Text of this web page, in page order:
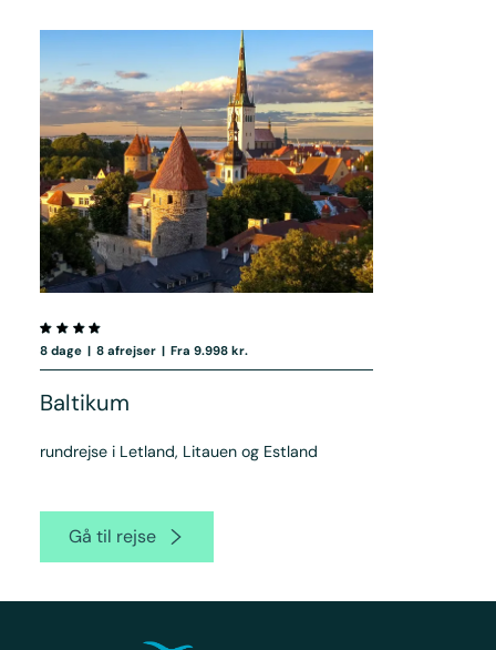
8 dage | 8 afrejser | Fra 9.998 kr.
Baltikum
rundrejse i Letland, Litauen og Estland
Gå til rejse